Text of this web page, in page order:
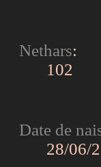
Nethars:
102
Date de
28/06/